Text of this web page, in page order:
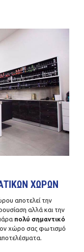
ΧΩΡΩΝ
αποτελεί την
αλλά και την
πολύ σημαντικό
χώρο σας φωτισμό